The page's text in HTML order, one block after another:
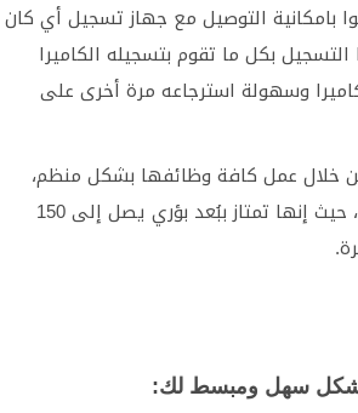
بامكانية التوصيل مع جهاز تسجيل أي كان
بكل ما تقوم بتسجيله الكاميرا
وسهولة استرجاعه مرة أخرى على
خلال عمل كافة وظائفها بشكل منظم،
حيث تُعتبر كاميرات المراقبة السلكية من أكثر الكاميرات جودة في عدساتها، حيث إنها تمتاز ببُعد بؤري يصل إلى 150
بشكل سهل ومبسط لك: